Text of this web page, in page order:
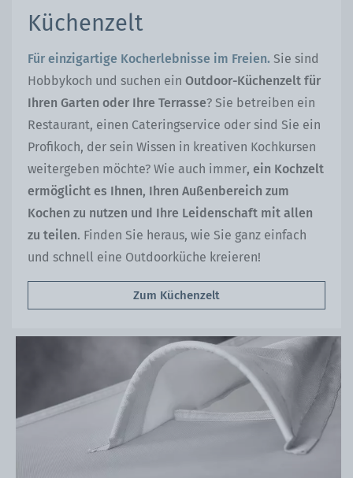
Küchenzelt
Für einzigartige Kocherlebnisse im Freien. Sie sind
Hobbykoch und suchen ein Outdoor-Küchenzelt für
Ihren Garten oder Ihre Terrasse? Sie betreiben ein
Restaurant, einen Cateringservice oder sind Sie ein
Profikoch, der sein Wissen in kreativen Kochkursen
weitergeben möchte? Wie auch immer, ein Kochzelt
ermöglicht es Ihnen, Ihren Außenbereich zum
Kochen zu nutzen und Ihre Leidenschaft mit allen
zu teilen. Finden Sie heraus, wie Sie ganz einfach
und schnell eine Outdoorküche kreieren!
Zum Küchenzelt